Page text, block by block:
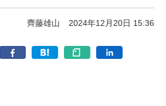
齊藤雄山 2024年12月20日 15:36